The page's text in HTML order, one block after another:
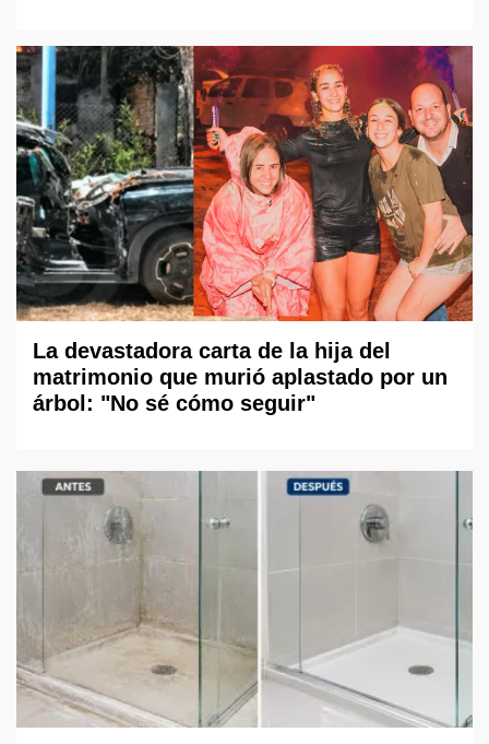
La devastadora carta de la hija del
matrimonio que murió aplastado por un
árbol: "No sé cómo seguir"